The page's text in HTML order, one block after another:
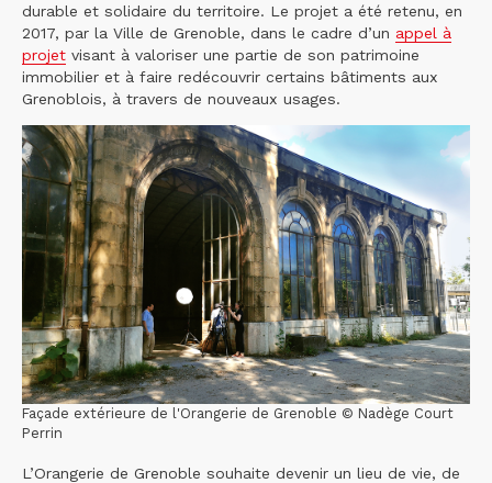
durable et solidaire du territoire. Le projet a été retenu, en
2017, par la Ville de Grenoble, dans le cadre d’un appel à
projet visant à valoriser une partie de son patrimoine
immobilier et à faire redécouvrir certains bâtiments aux
Grenoblois, à travers de nouveaux usages.
Façade extérieure de l'Orangerie de Grenoble © Nadège Court
Perrin
L’Orangerie de Grenoble souhaite devenir un lieu de vie, de